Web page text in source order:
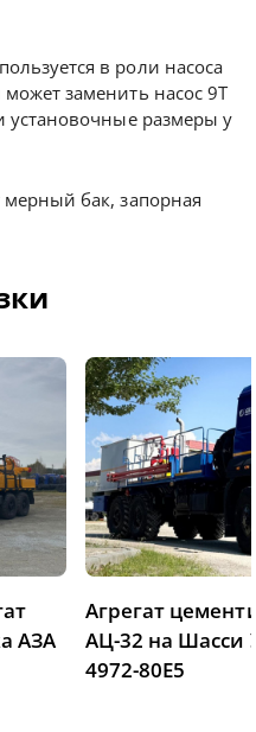
в роли насоса
заменить насос 9Т
установочные размеры у
бак, запорная
АЗА
Агрегат
АЦ-32 на Шасси
4972-80Е5